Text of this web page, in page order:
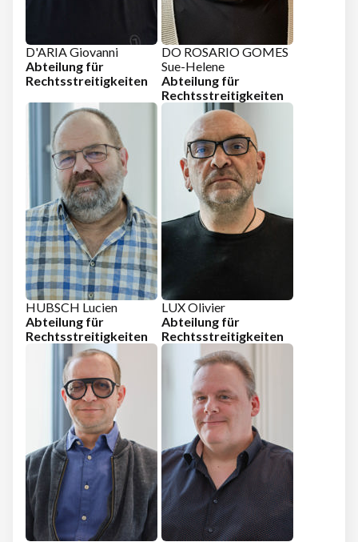
D'ARIA Giovanni
Abteilung für
Rechtsstreitigkeiten
DO ROSARIO GOMES
Sue-Helene
Abteilung für
Rechtsstreitigkeiten
HUBSCH Lucien
Abteilung für
Rechtsstreitigkeiten
LUX Olivier
Abteilung für
Rechtsstreitigkeiten